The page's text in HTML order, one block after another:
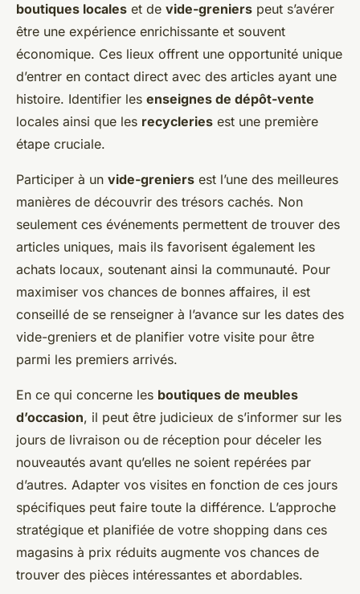
boutiques locales et de vide-greniers peut s’avérer
être une expérience enrichissante et souvent
économique. Ces lieux offrent une opportunité unique
d’entrer en contact direct avec des articles ayant une
histoire. Identifier les enseignes de dépôt-vente
locales ainsi que les recycleries est une première
étape cruciale.
Participer à un vide-greniers est l’une des meilleures
manières de découvrir des trésors cachés. Non
seulement ces événements permettent de trouver des
articles uniques, mais ils favorisent également les
achats locaux, soutenant ainsi la communauté. Pour
maximiser vos chances de bonnes affaires, il est
conseillé de se renseigner à l’avance sur les dates des
vide-greniers et de planifier votre visite pour être
parmi les premiers arrivés.
En ce qui concerne les boutiques de meubles
d’occasion, il peut être judicieux de s’informer sur les
jours de livraison ou de réception pour déceler les
nouveautés avant qu’elles ne soient repérées par
d’autres. Adapter vos visites en fonction de ces jours
spécifiques peut faire toute la différence. L’approche
stratégique et planifiée de votre shopping dans ces
magasins à prix réduits augmente vos chances de
trouver des pièces intéressantes et abordables.